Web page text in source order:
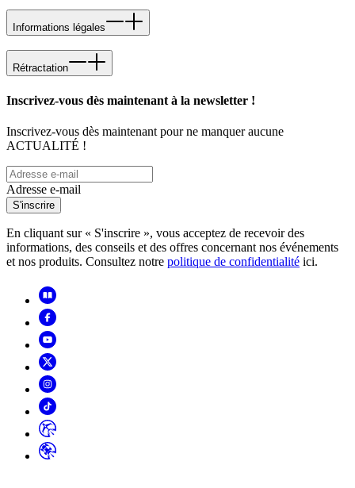
Informations légales
Rétractation
Inscrivez-vous dès maintenant à la newsletter !
Inscrivez-vous dès maintenant pour ne manquer aucune
ACTUALITÉ !
Adresse e-mail
S'inscrire
En cliquant sur « S'inscrire », vous acceptez de recevoir des
informations, des conseils et des offres concernant nos événements
et nos produits. Consultez notre politique de confidentialité ici.